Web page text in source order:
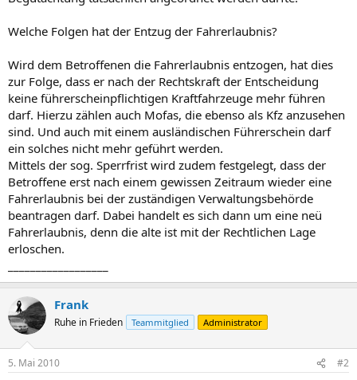
Welche Folgen hat der Entzug der Fahrerlaubnis?
Wird dem Betroffenen die Fahrerlaubnis entzogen, hat dies
zur Folge, dass er nach der Rechtskraft der Entscheidung
keine führerscheinpflichtigen Kraftfahrzeuge mehr führen
darf. Hierzu zählen auch Mofas, die ebenso als Kfz anzusehen
sind. Und auch mit einem ausländischen Führerschein darf
ein solches nicht mehr geführt werden.
Mittels der sog. Sperrfrist wird zudem festgelegt, dass der
Betroffene erst nach einem gewissen Zeitraum wieder eine
Fahrerlaubnis bei der zuständigen Verwaltungsbehörde
beantragen darf. Dabei handelt es sich dann um eine neü
Fahrerlaubnis, denn die alte ist mit der Rechtlichen Lage
erloschen.
Frank
Ruhe in Frieden Teammitglied Administrator
5. Mai 2010 #2